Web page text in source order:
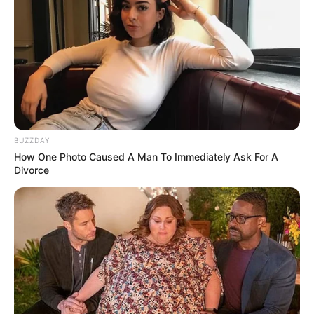
Bakıda MƏSCİDYANIR
153 0 0
21:39 / 05 Avqust 2026 MARAQLI
Bu restoranda müştərilər tamamilə
çılpaq nahar edirlər
BUZZDAY
How One Photo Caused A Man To Immediately Ask For A
Divorce